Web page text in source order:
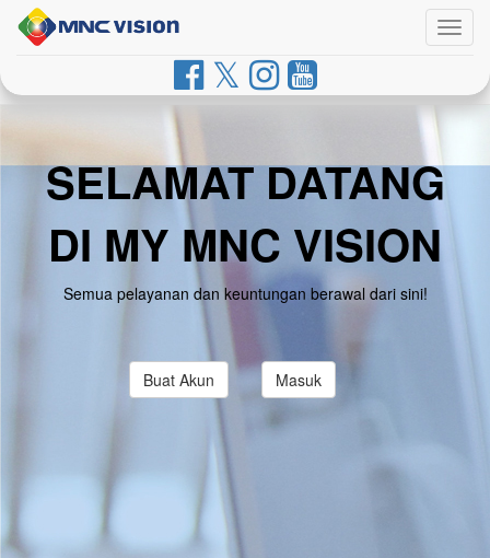
SELAMAT DATANG
DI MY MNC VISION
Semua pelayanan dan keuntungan berawal dari sini!
Buat Akun Masuk